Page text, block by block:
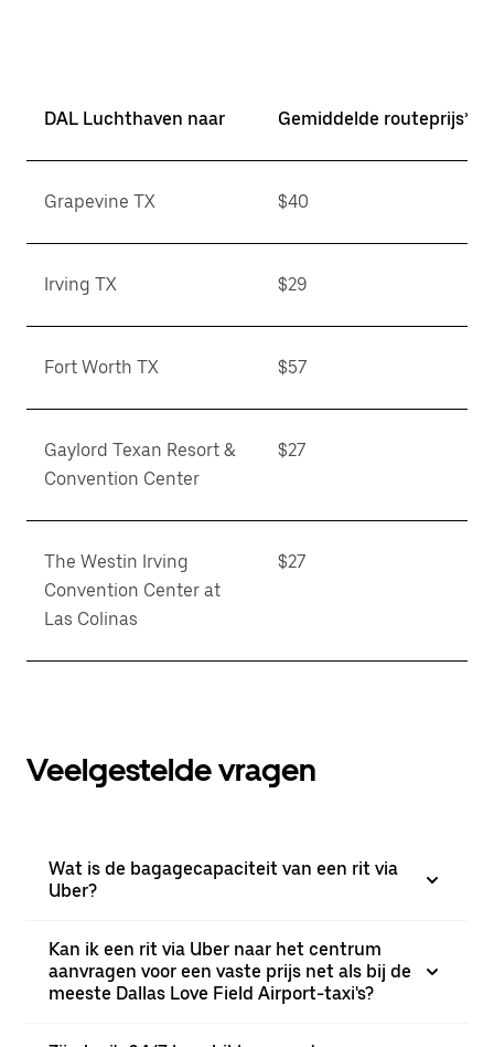
DAL Luchthaven naar Gemiddelde routeprijs*
Grapevine TX $40
Irving TX $29
Fort Worth TX $57
Gaylord Texan Resort &
Convention Center
$27
The Westin Irving
Convention Center at
Las Colinas
$27
Veelgestelde vragen
Wat is de bagagecapaciteit van een rit via
Uber?
Kan ik een rit via Uber naar het centrum
aanvragen voor een vaste prijs net als bij de
meeste Dallas Love Field Airport-taxi's?